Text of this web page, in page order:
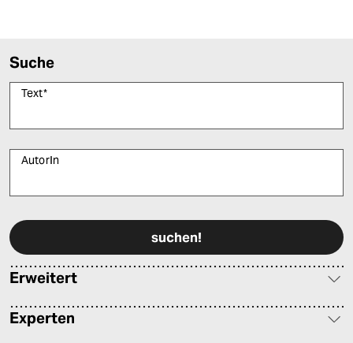
Suche
Text*
AutorIn
Erweitert
Experten